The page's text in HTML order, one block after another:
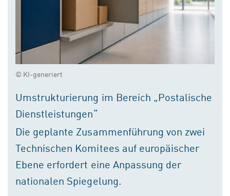
© KI-generiert
Umstrukturierung im Bereich „Postalische
Dienstleistungen“
Die geplante Zusammenführung von zwei
Technischen Komitees auf europäischer
Ebene erfordert eine Anpassung der
nationalen Spiegelung.